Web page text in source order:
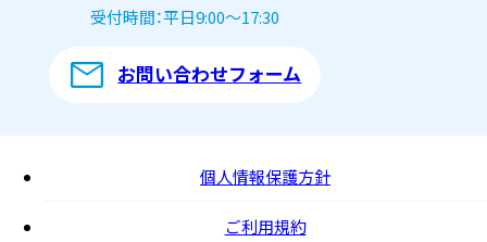
受付時間：平日9:00～17:30
お問い合わせフォーム
個人情報保護方針
ご利用規約